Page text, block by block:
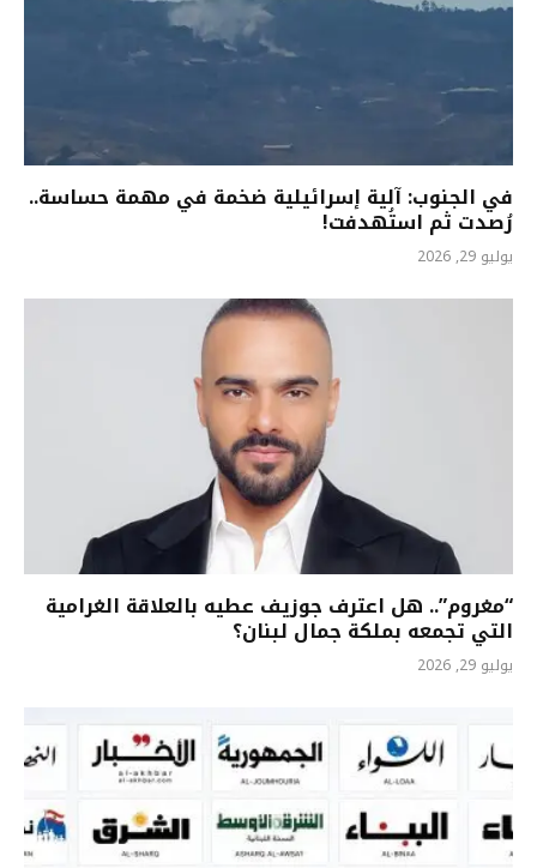
في الجنوب: آلية إسرائيلية ضخمة في مهمة حساسة..
رُصدت ثم استُهدفت!
يوليو 29, 2026
“مغروم”.. هل اعترف جوزيف عطيه بالعلاقة الغرامية
التي تجمعه بملكة جمال لبنان؟
يوليو 29, 2026